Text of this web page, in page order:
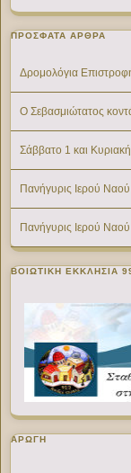
ΠΡΌΣΦΑΤΑ ΆΡΘΡΑ
Δρομολόγια
Ο Σεβασμιώτατος
Σάββατο 1 και
Πανήγυρις Ιερού
Πανήγυρις Ιερού
ΒΟΙΩΤΙΚΉ ΕΚΚΛΗΣΊΑ
ΑΡΩΓΗ